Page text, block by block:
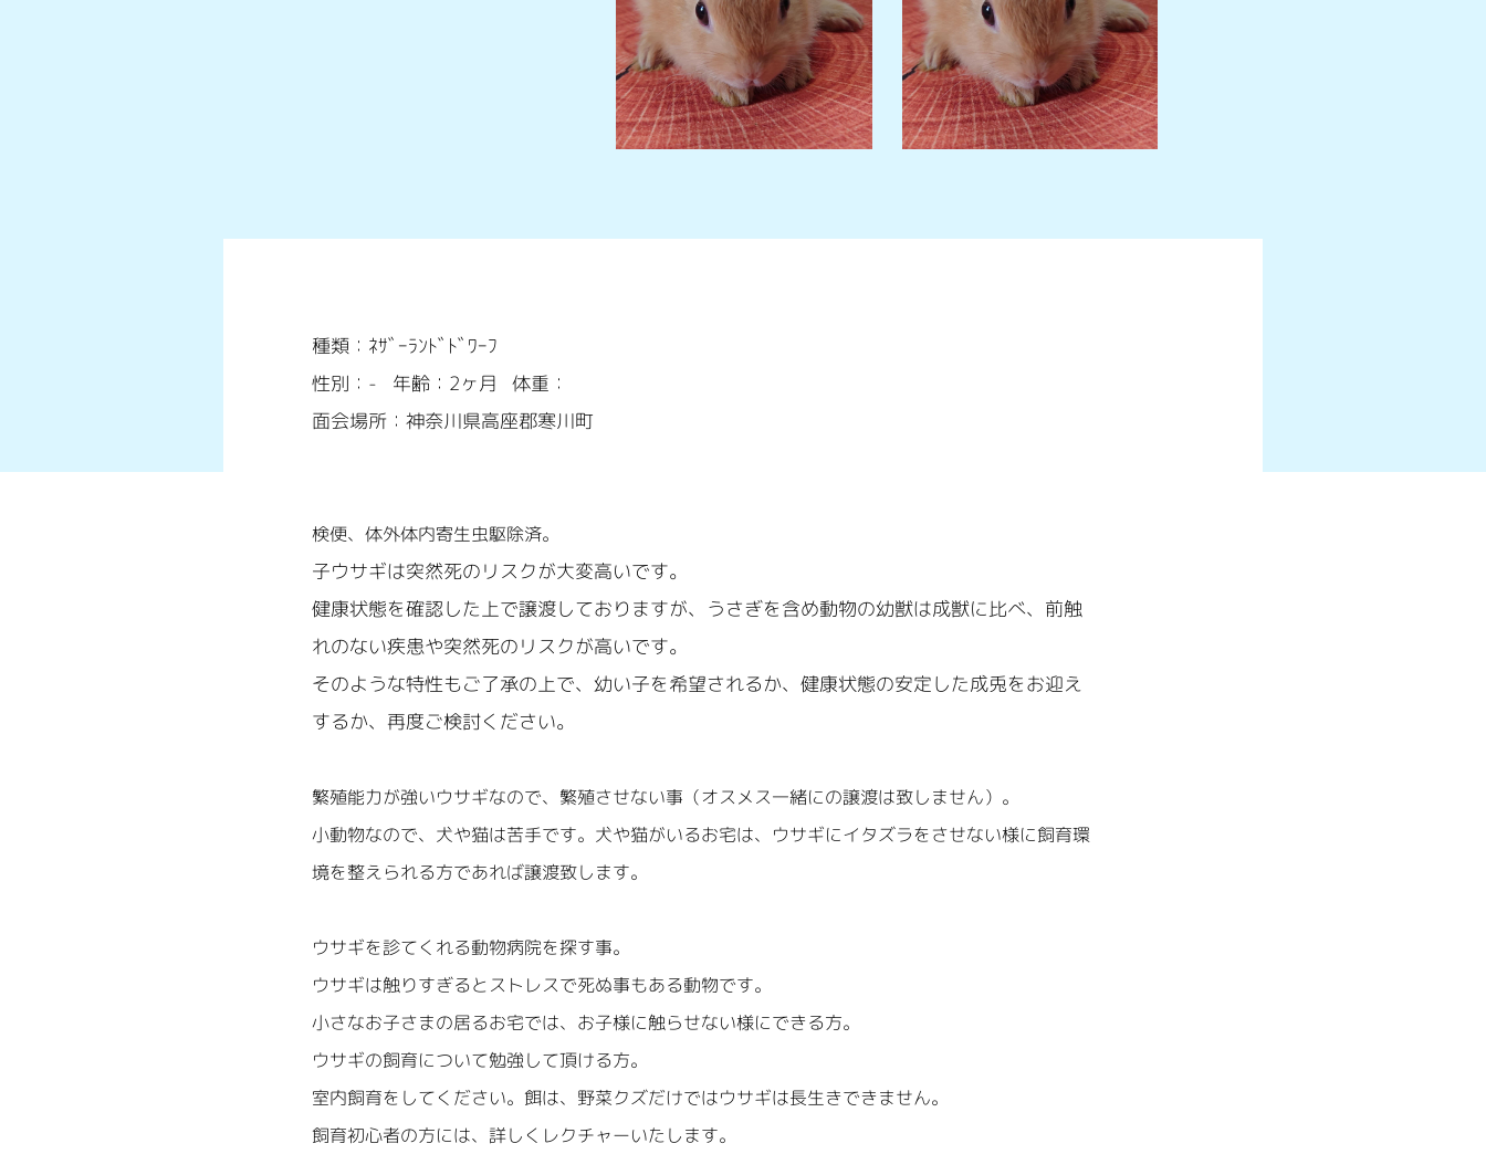
種類：ﾈｻﾞｰﾗﾝﾄﾞﾄﾞﾜｰﾌ
性別：-
年齢：2ヶ月
体重：
面会場所：神奈川県高座郡寒川町
検便、体外体内寄生虫駆除済。
子ウサギは突然死のリスクが大変高いです。
健康状態を確認した上で譲渡しておりますが、うさぎを含め動物の幼獣は成獣に比べ、前触
れのない疾患や突然死のリスクが高いです。
そのような特性もご了承の上で、幼い子を希望されるか、健康状態の安定した成兎をお迎え
するか、再度ご検討ください。
繁殖能力が強いウサギなので、繁殖させない事（オスメス一緒にの譲渡は致しません）。
小動物なので、犬や猫は苦手です。犬や猫がいるお宅は、ウサギにイタズラをさせない様に飼育環
境を整えられる方であれば譲渡致します。
ウサギを診てくれる動物病院を探す事。
ウサギは触りすぎるとストレスで死ぬ事もある動物です。
小さなお子さまの居るお宅では、お子様に触らせない様にできる方。
ウサギの飼育について勉強して頂ける方。
室内飼育をしてください。餌は、野菜クズだけではウサギは長生きできません。
飼育初心者の方には、詳しくレクチャーいたします。